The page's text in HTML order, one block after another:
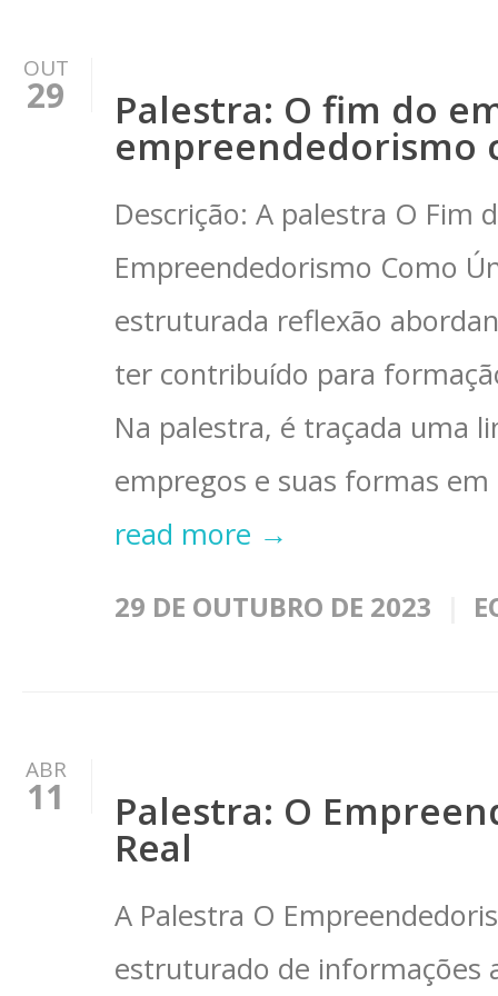
OUT
29 Palestra: O fim do
empreendedorismo
Descrição: A palestra O Fim
Empreendedorismo Como
estruturada reflexão
ter contribuído para
Na palestra, é traçada uma
empregos e suas formas
read more →
29 DE OUTUBRO DE 2023
ABR
11 Palestra: O
Real
A Palestra O
estruturado de informações